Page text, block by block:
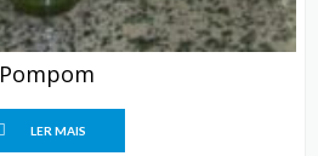
Pompom
LER MAIS